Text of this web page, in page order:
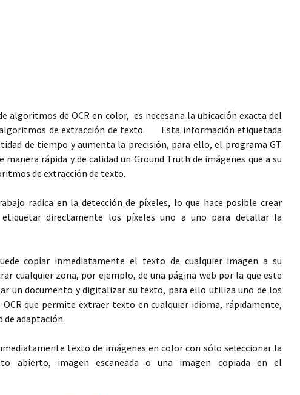
algoritmos de OCR en color, es necesaria la ubicación exacta del
de extracción de texto. Esta información etiquetada
de tiempo y aumenta la precisión, para ello, el programa GT
manera rápida y de calidad un Ground Truth de imágenes que a su
de extracción de texto.
radica en la detección de píxeles, lo que hace posible crear
directamente los píxeles uno a uno para detallar la
copiar inmediatamente el texto de cualquier imagen a su
cualquier zona, por ejemplo, de una página web por la que este
un documento y digitalizar su texto, para ello utiliza uno de los
OCR que permite extraer texto en cualquier idioma, rápidamente,
de adaptación.
texto de imágenes en color con sólo seleccionar la
abierto, imagen escaneada o una imagen copiada en el